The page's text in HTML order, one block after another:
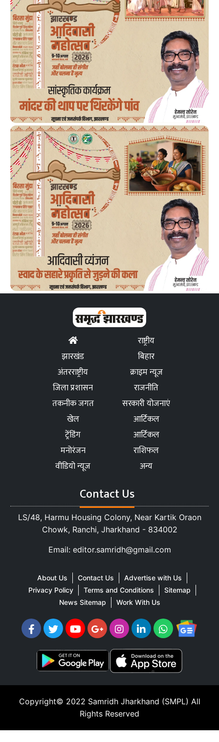
राष्ट्रीय
झारखंड
बिहार
अंतरराष्ट्रीय
क्राइम न्यूज
जिला प्रशासन
राजनीति
तकनीक जगत
सरकारी योजनाएं
खेल
आर्टिकल
ट्रेंडिंग
आर्टिकल
मनोरंजन
राशिफल
वीडियो न्यूज
अन्य
Contact Us
LS/48, Harmu Housing Colony, Near Kartik Oraon
Chowk, Ranchi, Jharkhand - 834002
Email: editor.samridh@gmail.com
About Us Contact Us
Advertise with Us
Privacy Policy
Terms and Conditions
Sitemap
News Sitemap
Work With Us
Copyright© 2022 Samridh Jharkhand (SMPL) All
Rights Reserved